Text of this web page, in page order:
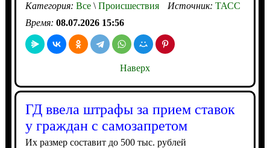
Категория: Все\Происшествия Источник: ТАСС
Время: 08.07.2026 15:56
Наверх
ГД ввела штрафы за прием ставок
у граждан с самозапретом
Их размер составит до 500 тыс. рублей